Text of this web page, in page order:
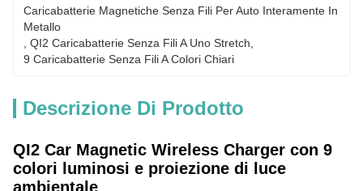
Caricabatterie Magnetiche Senza Fili Per Auto Interamente In
Metallo
QI2 Caricabatterie Senza Fili A Uno Stretch
9 Caricabatterie Senza Fili A Colori Chiari
Descrizione Di Prodotto
QI2 Car Magnetic Wireless Charger con 9
colori luminosi e proiezione di luce
ambientale